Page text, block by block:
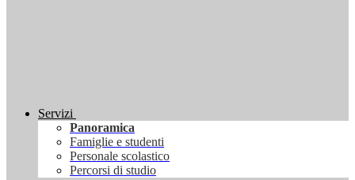
Servizi
Panoramica
Famiglie e studenti
Personale scolastico
Percorsi di studio